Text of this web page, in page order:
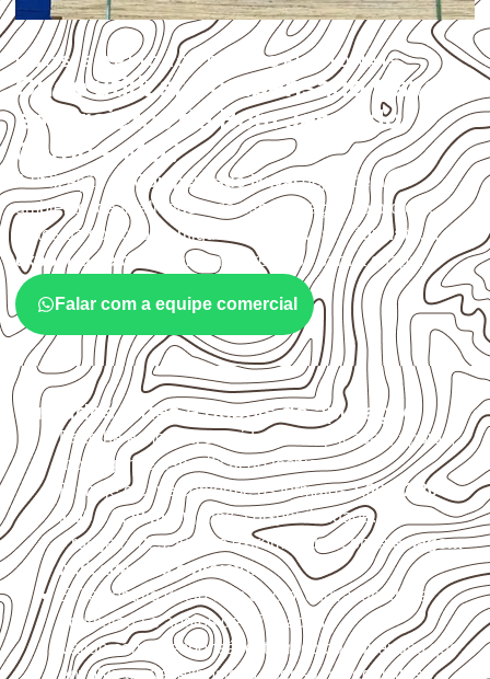
USOS E APLICAÇÕES PROFISSIONAIS
Onde utilizar Compensado Naval
em projetos de Bom Jesus do
Galho – MG?
A utilização do Compensado Navaldepende do
ambiente, da finalidade e da especificação do projeto.
Antes da cotação, verifique a
espessura, o formato, a
exposição e o acabamento
previstos para a chapa.
Falar com a equipe comercial
Cuidados antes e depois da aplicação
Escolha a medida considerando aplicação, apoios,
montagem e especificação técnica.
Planeje o corte conforme os formatos1,60 × 2,20 m e
1,60 × 2,50 m, sujeitos à disponibilidade.
Proteja cortes, furos e extremidades com aselagem
indicada para o projeto.
Evite contato direto com o solo, chuva, umidade
acumulada e apoios desnivelados.
Valide com o responsável técnico qualquer uso que
envolva carga, exposição intensa ou requisitos